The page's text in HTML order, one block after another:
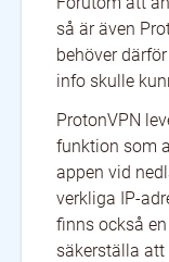
så är även
behöver
info skulle
ProtonVPN
funktion som
appen vid
verkliga IP-
finns också
säkerställa